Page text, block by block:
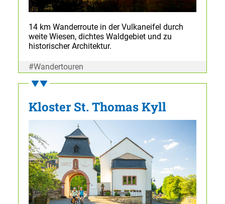
14 km Wanderroute in der Vulkaneifel durch
weite Wiesen, dichtes Waldgebiet und zu
historischer Architektur.
#Wandertouren
Kloster St. Thomas Kyll